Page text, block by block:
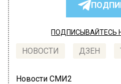
ПОДПИСЫВАЙТЕСЬ
НОВОСТИ ДЗЕН
Новости СМИ2